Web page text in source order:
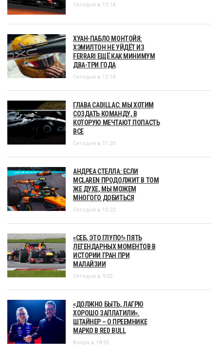
Сегодня в 13:14
ХУАН-ПАБЛО МОНТОЙЯ:
ХЭМИЛТОН НЕ УЙДЁТ ИЗ
FERRARI ЕЩЁ КАК МИНИМУМ
ДВА-ТРИ ГОДА
Сегодня в 12:18
ГЛАВА CADILLAC: МЫ ХОТИМ
СОЗДАТЬ КОМАНДУ, В
КОТОРУЮ МЕЧТАЮТ ПОПАСТЬ
ВСЕ
Сегодня в 11:20
АНДРЕА СТЕЛЛА: ЕСЛИ
MCLAREN ПРОДОЛЖИТ В ТОМ
ЖЕ ДУХЕ, МЫ МОЖЕМ
МНОГОГО ДОБИТЬСЯ
Сегодня в 10:22
«СЕБ, ЭТО ГЛУПО!» ПЯТЬ
ЛЕГЕНДАРНЫХ МОМЕНТОВ В
ИСТОРИИ ГРАН ПРИ
МАЛАЙЗИИ
Сегодня в 9:02
«ДОЛЖНО БЫТЬ, ЛАГРЮ
ХОРОШО ЗАПЛАТИЛИ».
ШТАЙНЕР – О ПРЕЕМНИКЕ
МАРКО В RED BULL
Вчера в 18:55